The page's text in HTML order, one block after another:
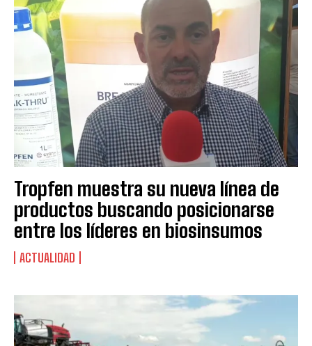
Tropfen muestra su nueva línea de
productos buscando posicionarse
entre los líderes en biosinsumos
ACTUALIDAD